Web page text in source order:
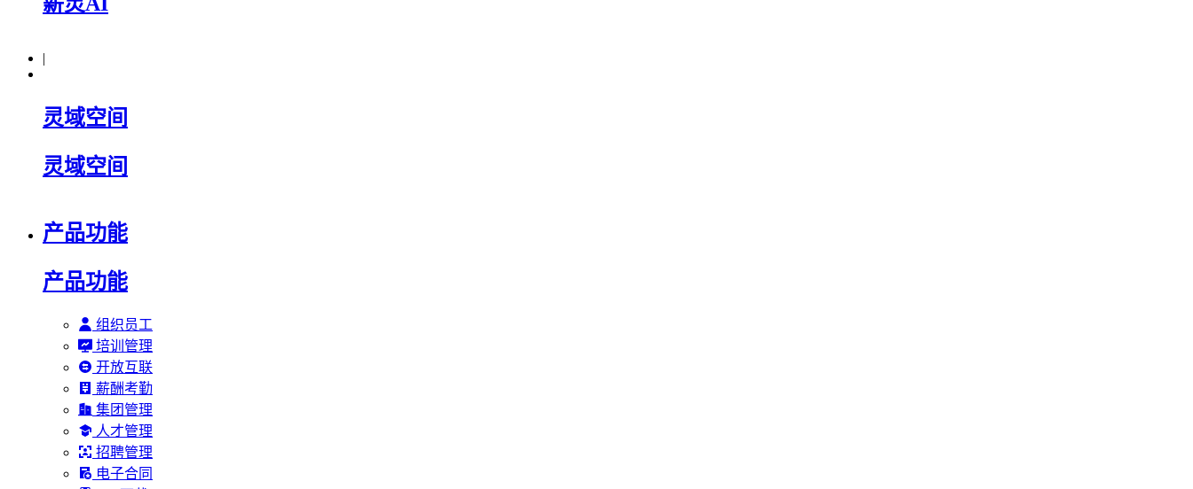
|
灵域空间
灵域空间
产品功能
产品功能
组织员工
培训管理
开放互联
薪酬考勤
集团管理
人才管理
招聘管理
电子合同